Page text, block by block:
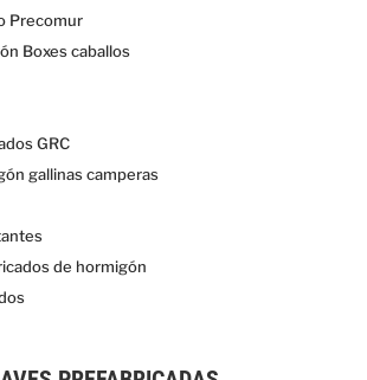
Precomur
Boxes caballos
GRC
gallinas camperas
de hormigón